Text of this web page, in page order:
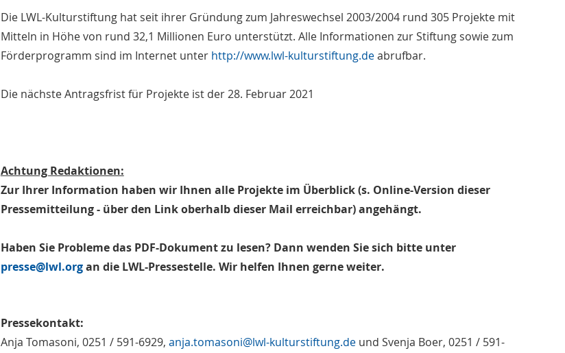
Die LWL-Kulturstiftung hat seit ihrer Gründung zum Jahreswechsel 2003/2004 rund 305 Projekte mit
Mitteln in Höhe von rund 32,1 Millionen Euro unterstützt. Alle Informationen zur Stiftung sowie zum
Förderprogramm sind im Internet unter http://www.lwl-kulturstiftung.deabrufbar.
Die nächste Antragsfrist für Projekte ist der 28. Februar 2021
Achtung Redaktionen:
Zur Ihrer Information haben wir Ihnen alle Projekte im Überblick (s. Online-Version dieser
Pressemitteilung - über den Link oberhalb dieser Mail erreichbar) angehängt.
Haben Sie Probleme das PDF-Dokument zu lesen? Dann wenden Sie sich bitte unter
presse@lwl.organ die LWL-Pressestelle. Wir helfen Ihnen gerne weiter.
Pressekontakt:
Anja Tomasoni, 0251 / 591-6929, anja.tomasoni@lwl-kulturstiftung.deund Svenja Boer, 0251 / 591-